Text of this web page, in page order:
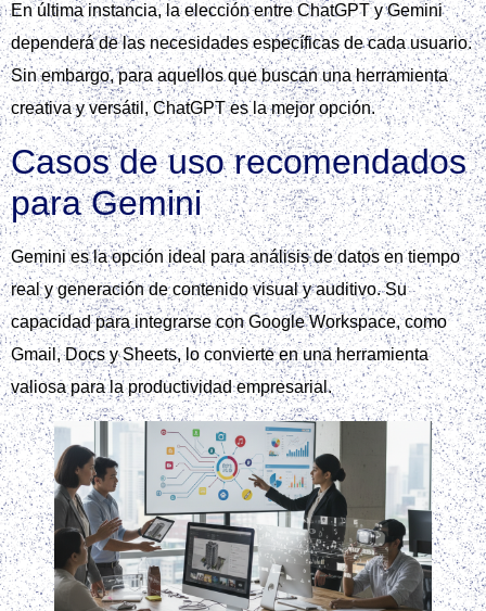
En última instancia, la elección entre ChatGPT y Gemini
dependerá de las necesidades específicas de cada usuario.
Sin embargo, para aquellos que buscan una herramienta
creativa y versátil, ChatGPT es la mejor opción.
Casos de uso recomendados
para Gemini
Gemini es la opción ideal para análisis de datos en tiempo
real y generación de contenido visual y auditivo. Su
capacidad para integrarse con Google Workspace, como
Gmail, Docs y Sheets, lo convierte en una herramienta
valiosa para la productividad empresarial.